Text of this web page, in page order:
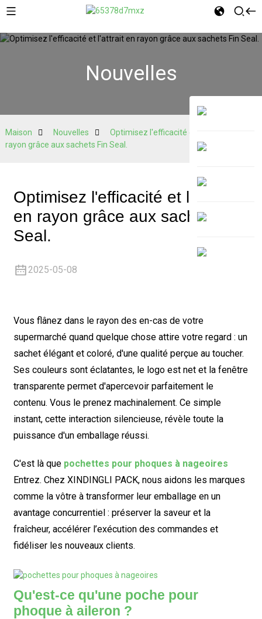
Nouvelles
Maison Nouvelles
Optimisez l'efficacité et l'attrait en
rayon grâce aux sachets Fin Seal.
Optimisez l'efficacité et l'attrait
en rayon grâce aux sachets Fin
Seal.
2025-05-08
Vous flânez dans le rayon des en-cas de votre
supermarché quand quelque chose attire votre regard : un
sachet élégant et coloré, d'une qualité perçue au toucher.
Ses couleurs sont éclatantes, le logo est net et la fenêtre
transparente permet d'apercevoir parfaitement le
contenu. Vous le prenez machinalement. Ce simple
instant, cette interaction silencieuse, révèle toute la
puissance d'un emballage réussi.
C'est là que pochettes pour phoques à nageoires
Entrez. Chez XINDINGLI PACK, nous aidons les marques
comme la vôtre à transformer leur emballage en un
avantage concurrentiel : préserver la saveur et la
fraîcheur, accélérer l’exécution des commandes et
fidéliser les nouveaux clients.
Qu'est-ce qu'une poche pour
phoque à aileron ?